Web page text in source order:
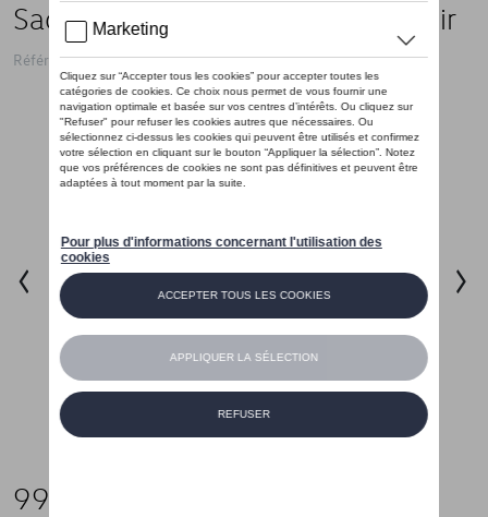
Sac à dos VW avec logo « R », noir
Référence: 3B4087329 041
99,99 €